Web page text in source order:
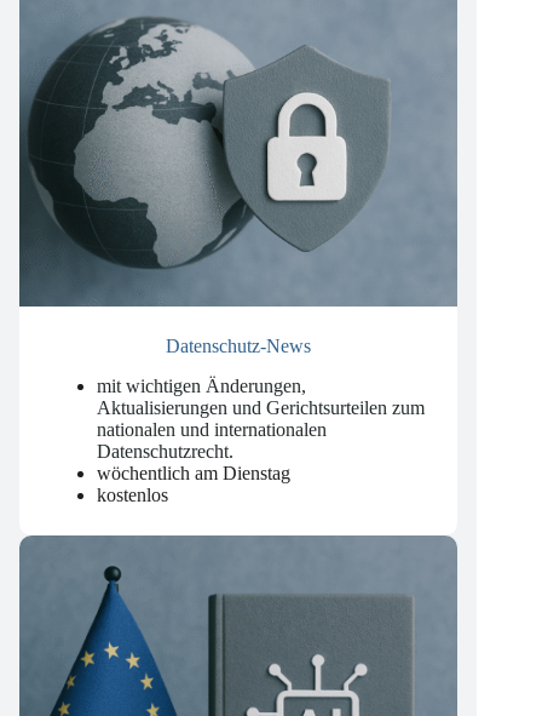
Datenschutz-News
mit wichtigen Änderungen,
Aktualisierungen und Gerichtsurteilen zum
nationalen und internationalen
Datenschutzrecht.
wöchentlich am Dienstag